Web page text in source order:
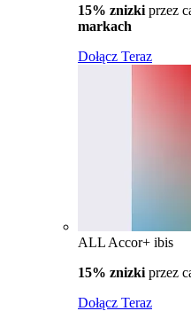
15% znizki przez
markach
Dołącz Teraz
ALL Accor+ ibis
15% znizki przez
Dołącz Teraz